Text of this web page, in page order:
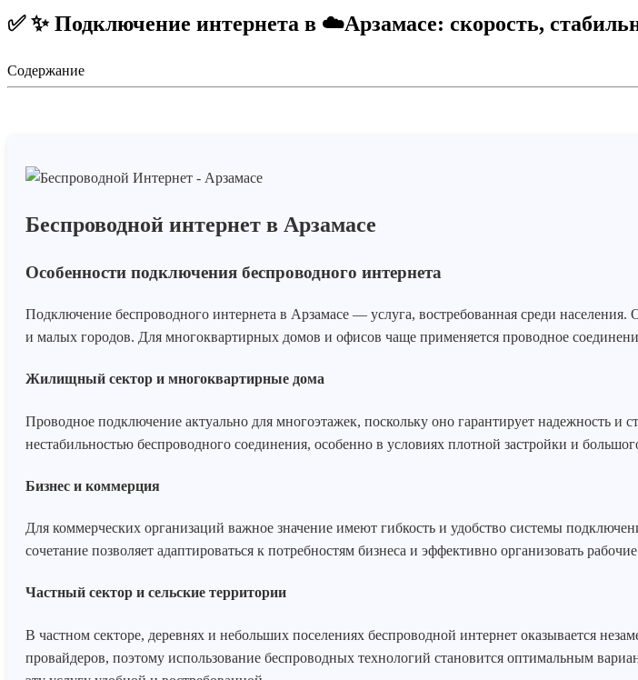
✅ ✨ Подключение интернета в ☁️Арзамасе: скорость,
Содержание
Беспроводной интернет в Арзамасе
Особенности подключения беспроводного интернета
Подключение беспроводного интернета в Арзамасе — услуга, востребованная среди
и малых городов. Для многоквартирных домов и офисов чаще применяется проводное
Жилищный сектор и многоквартирные дома
Проводное подключение актуально для многоэтажек, поскольку оно гарантирует надежность и
нестабильностью беспроводного соединения, особенно в условиях плотной застройки и
Бизнес и коммерция
Для коммерческих организаций важное значение имеют гибкость и удобство системы
сочетание позволяет адаптироваться к потребностям бизнеса и эффективно организовать
Частный сектор и сельские территории
В частном секторе, деревнях и небольших поселениях беспроводной интернет оказывается
провайдеров, поэтому использование беспроводных технологий становится оптимальным